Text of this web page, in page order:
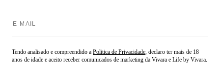
Tendo analisado e compreendido a Politica de Privacidade, declaro ter mais de 18
anos de idade e aceito receber comunicados de marketing da Vivara e Life by Vivara.